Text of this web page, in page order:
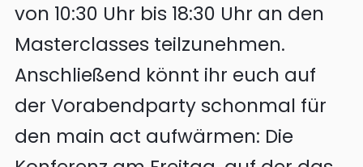
von 10:30 Uhr bis 18:30 Uhr an den
Masterclasses teilzunehmen.
Anschließend könnt ihr euch auf
der Vorabendparty schonmal für
den main act aufwärmen: Die